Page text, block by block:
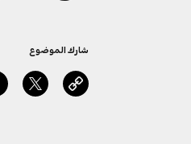
شارك الموضوع